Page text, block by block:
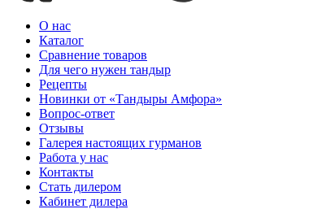
О нас
Каталог
Сравнение товаров
Для чего нужен тандыр
Рецепты
Новинки от «Тандыры Амфора»
Вопрос-ответ
Отзывы
Галерея настоящих гурманов
Работа у нас
Контакты
Стать дилером
Кабинет дилера